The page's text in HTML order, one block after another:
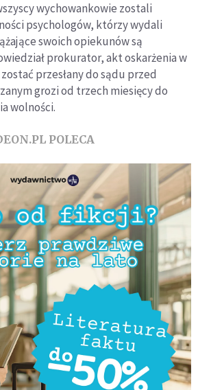
wychowankowie zostali
psychologów, którzy wydali
swoich opiekunów są
prokurator, akt oskarżenia w
przesłany do sądu przed
grozi od trzech miesięcy do
wolności.
POLECA